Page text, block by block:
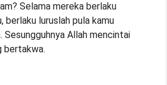
Selama mereka berlaku
berlaku luruslah pula kamu
Sesungguhnya Allah mencintai
bertakwa.